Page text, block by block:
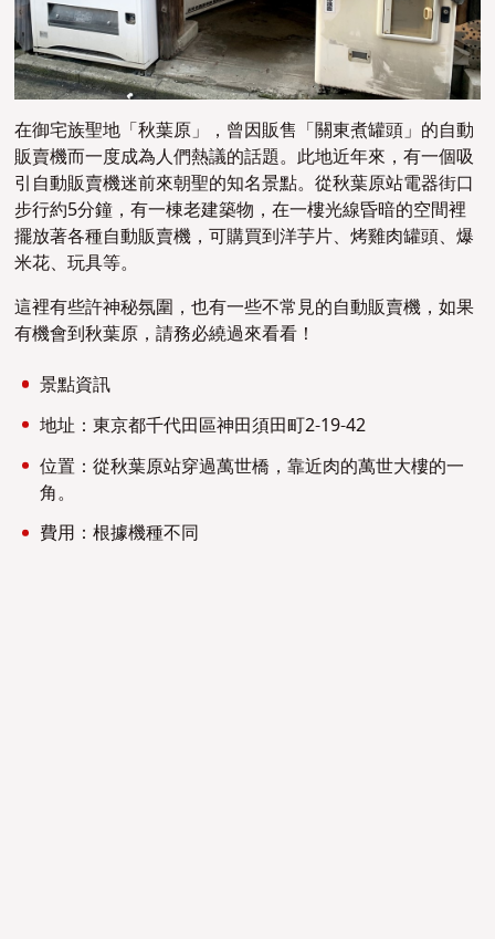
在御宅族聖地「秋葉原」，曾因販售「關東煮罐頭」的自動
販賣機而一度成為人們熱議的話題。此地近年來，有一個吸
引自動販賣機迷前來朝聖的知名景點。從秋葉原站電器街口
步行約5分鐘，有一棟老建築物，在一樓光線昏暗的空間裡
擺放著各種自動販賣機，可購買到洋芋片、烤雞肉罐頭、爆
米花、玩具等。
這裡有些許神秘氛圍，也有一些不常見的自動販賣機，如果
有機會到秋葉原，請務必繞過來看看！
景點資訊
地址：東京都千代田區神田須田町2-19-42
位置：從秋葉原站穿過萬世橋，靠近肉的萬世大樓的一
角。
費用：根據機種不同